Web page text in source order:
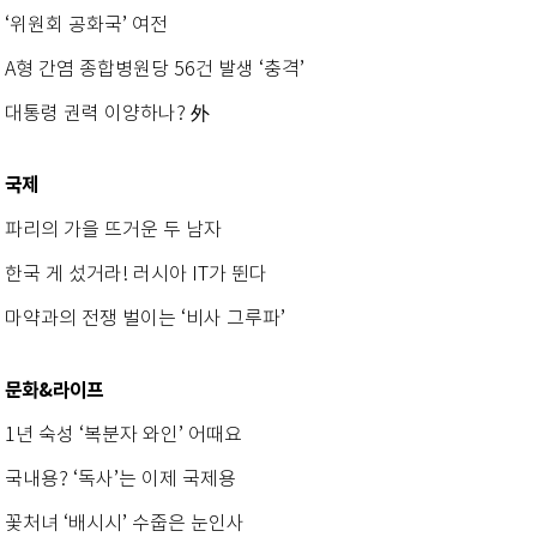
‘위원회 공화국’ 여전
A형 간염 종합병원당 56건 발생 ‘충격’
대통령 권력 이양하나? 外
국제
파리의 가을 뜨거운 두 남자
한국 게 섰거라! 러시아 IT가 뛴다
마약과의 전쟁 벌이는 ‘비사 그루파’
문화&라이프
1년 숙성 ‘복분자 와인’ 어때요
국내용? ‘독사’는 이제 국제용
꽃처녀 ‘배시시’ 수줍은 눈인사